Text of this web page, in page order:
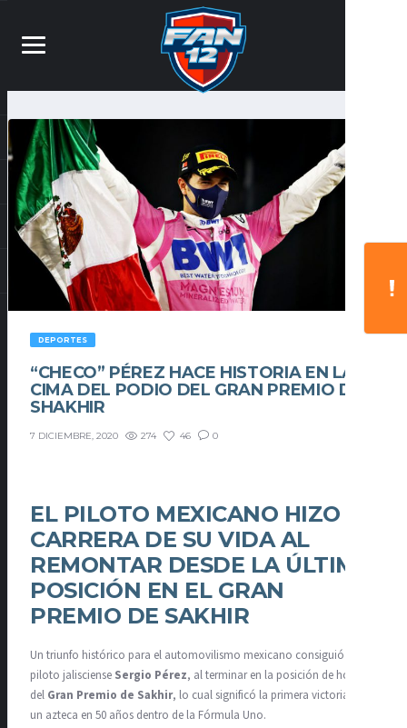
DEPORTES
“CHECO” PÉREZ HACE HISTORIA EN LA
CIMA DEL PODIO DEL GRAN PREMIO DE
SHAKHIR
7 DICIEMBRE, 2020 274 46 0
EL PILOTO MEXICANO HIZO LA
CARRERA DE SU VIDA AL
REMONTAR DESDE LA ÚLTIMA
POSICIÓN EN EL GRAN
PREMIO DE SAKHIR
Un triunfo histórico para el automovilismo mexicano consiguió el
piloto jalisciense Sergio Pérez, al terminar en la posición de honor
del Gran Premio de Sakhir, lo cual significó la primera victoria para
un azteca en 50 años dentro de la Fórmula Uno.